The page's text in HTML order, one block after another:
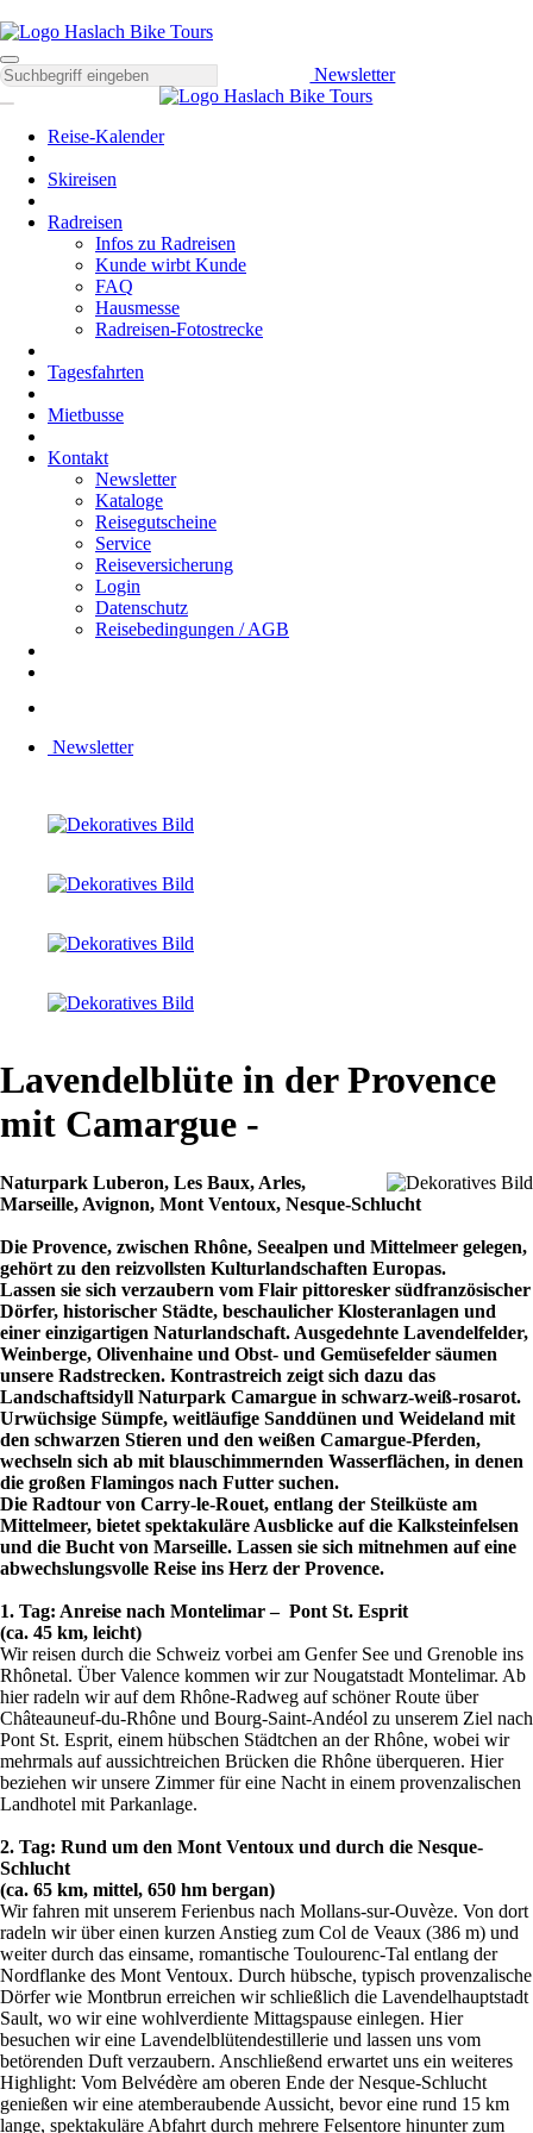
Newsletter
Reise-Kalender
Skireisen
Radreisen
Infos zu Radreisen
Kunde wirbt Kunde
FAQ
Hausmesse
Radreisen-Fotostrecke
Tagesfahrten
Mietbusse
Kontakt
Newsletter
Kataloge
Reisegutscheine
Service
Reiseversicherung
Login
Datenschutz
Reisebedingungen / AGB
Newsletter
Lavendelblüte in der Provence
mit Camargue -
Naturpark Luberon, Les Baux, Arles,
Marseille, Avignon, Mont Ventoux, Nesque-Schlucht
Die Provence, zwischen Rhône, Seealpen und Mittelmeer gelegen,
gehört zu den reizvollsten Kulturlandschaften Europas.
Lassen sie sich verzaubern vom Flair pittoresker südfranzösischer
Dörfer, historischer Städte, beschaulicher Klosteranlagen und
einer einzigartigen Naturlandschaft. Ausgedehnte Lavendelfelder,
Weinberge, Olivenhaine und Obst- und Gemüsefelder säumen
unsere Radstrecken. Kontrastreich zeigt sich dazu das
Landschaftsidyll Naturpark Camargue in schwarz-weiß-rosarot.
Urwüchsige Sümpfe, weitläufige Sanddünen und Weideland mit
den schwarzen Stieren und den weißen Camargue-Pferden,
wechseln sich ab mit blauschimmernden Wasserflächen, in denen
die großen Flamingos nach Futter suchen.
Die Radtour von Carry-le-Rouet, entlang der Steilküste am
Mittelmeer, bietet spektakuläre Ausblicke auf die Kalksteinfelsen
und die Bucht von Marseille. Lassen sie sich mitnehmen auf eine
abwechslungsvolle Reise ins Herz der Provence.
1. Tag: Anreise nach Montelimar – Pont St. Esprit
(ca. 45 km, leicht)
Wir reisen durch die Schweiz vorbei am Genfer See und Grenoble ins
Rhônetal. Über Valence kommen wir zur Nougatstadt Montelimar. Ab
hier radeln wir auf dem Rhône-Radweg auf schöner Route über
Châteauneuf-du-Rhône und Bourg-Saint-Andéol zu unserem Ziel nach
Pont St. Esprit, einem hübschen Städtchen an der Rhône, wobei wir
mehrmals auf aussichtreichen Brücken die Rhône überqueren. Hier
beziehen wir unsere Zimmer für eine Nacht in einem provenzalischen
Landhotel mit Parkanlage.
2. Tag: Rund um den Mont Ventoux und durch die Nesque-
Schlucht
(ca. 65 km, mittel, 650 hm bergan)
Wir fahren mit unserem Ferienbus nach Mollans-sur-Ouvèze. Von dort
radeln wir über einen kurzen Anstieg zum Col de Veaux (386 m) und
weiter durch das einsame, romantische Toulourenc-Tal entlang der
Nordflanke des Mont Ventoux. Durch hübsche, typisch provenzalische
Dörfer wie Montbrun erreichen wir schließlich die Lavendelhauptstadt
Sault, wo wir eine wohlverdiente Mittagspause einlegen. Hier
besuchen wir eine Lavendelblütendestillerie und lassen uns vom
betörenden Duft verzaubern. Anschließend erwartet uns ein weiteres
Highlight: Vom Belvédère am oberen Ende der Nesque-Schlucht
genießen wir eine atemberaubende Aussicht, bevor eine rund 15 km
lange, spektakuläre Abfahrt durch mehrere Felsentore hinunter zum